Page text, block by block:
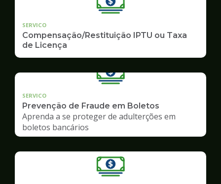
SERVICO
Compensação/Restituição IPTU ou Taxa
de Licença
SERVICO
Prevenção de Fraude em Boletos
Aprenda a se proteger de adulterções em
boletos bancários